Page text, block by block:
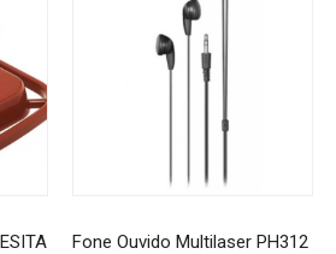
Fone Ouvido Multilaser PH312